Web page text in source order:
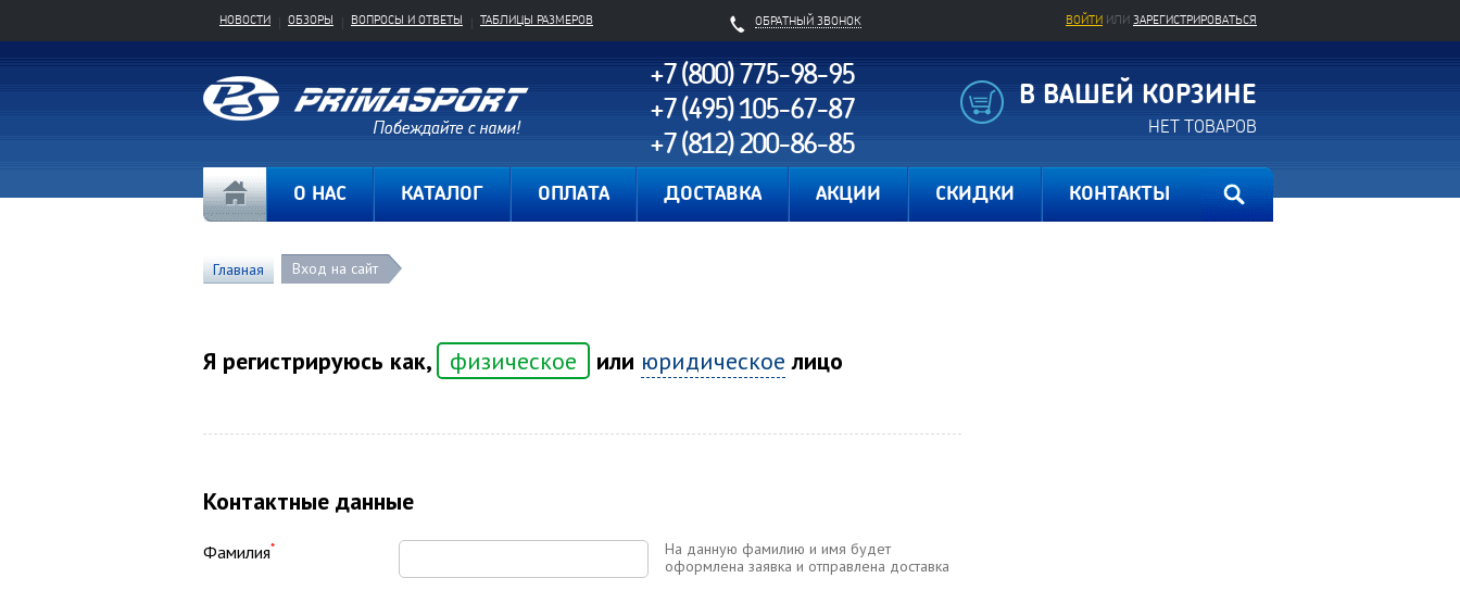
ОБРАТНЫЙ ЗВОНОК ВОЙТИ ИЛИ ЗАРЕГИСТРИРОВАТЬСЯ
НОВОСТИ ОБЗОРЫ ВОПРОСЫ И ОТВЕТЫ ТАБЛИЦЫ РАЗМЕРОВ
+7 (800) 775-98-95
+7 (495) 105-67-87
+7 (812) 200-86-85
В ВАШЕЙ КОРЗИНЕ
НЕТ ТОВАРОВ
О НАС КАТАЛОГ ОПЛАТА ДОСТАВКА АКЦИИ СКИДКИ КОНТАКТЫ
Главная Вход на сайт
Я регистрируюсь как, физическое или юридическое лицо
Контактные данные
Фамилия*
На данную фамилию и имя будет
оформлена заявка и отправлена доставка